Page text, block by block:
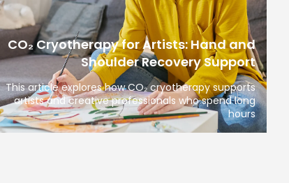
CO₂ Cryotherapy for Artists: Hand and
Shoulder Recovery Support
This article explores how CO₂ cryotherapy supports
artists and creative professionals who spend long
hours